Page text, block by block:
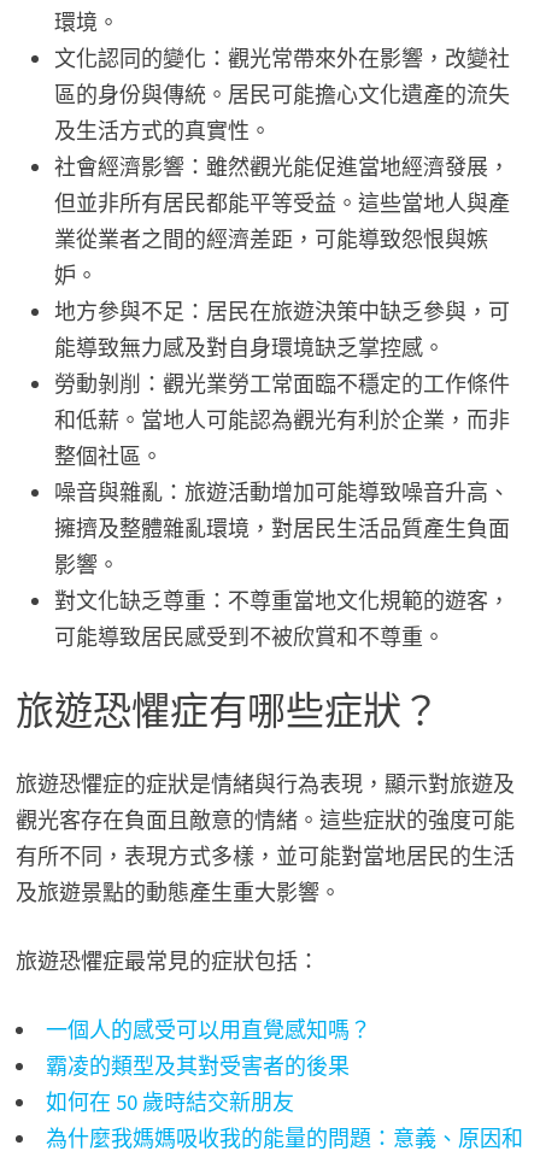
環境。
文化認同的變化：觀光常帶來外在影響，改變社
區的身份與傳統。居民可能擔心文化遺產的流失
及生活方式的真實性。
社會經濟影響：雖然觀光能促進當地經濟發展，
但並非所有居民都能平等受益。這些當地人與產
業從業者之間的經濟差距，可能導致怨恨與嫉
妒。
地方參與不足：居民在旅遊決策中缺乏參與，可
能導致無力感及對自身環境缺乏掌控感。
勞動剝削：觀光業勞工常面臨不穩定的工作條件
和低薪。當地人可能認為觀光有利於企業，而非
整個社區。
噪音與雜亂：旅遊活動增加可能導致噪音升高、
擁擠及整體雜亂環境，對居民生活品質產生負面
影響。
對文化缺乏尊重：不尊重當地文化規範的遊客，
可能導致居民感受到不被欣賞和不尊重。
旅遊恐懼症有哪些症狀？
旅遊恐懼症的症狀是情緒與行為表現，顯示對旅遊及
觀光客存在負面且敵意的情緒。這些症狀的強度可能
有所不同，表現方式多樣，並可能對當地居民的生活
及旅遊景點的動態產生重大影響。
旅遊恐懼症最常見的症狀包括：
一個人的感受可以用直覺感知嗎？
霸凌的類型及其對受害者的後果
如何在 50 歲時結交新朋友
為什麼我媽媽吸收我的能量的問題：意義、原因和